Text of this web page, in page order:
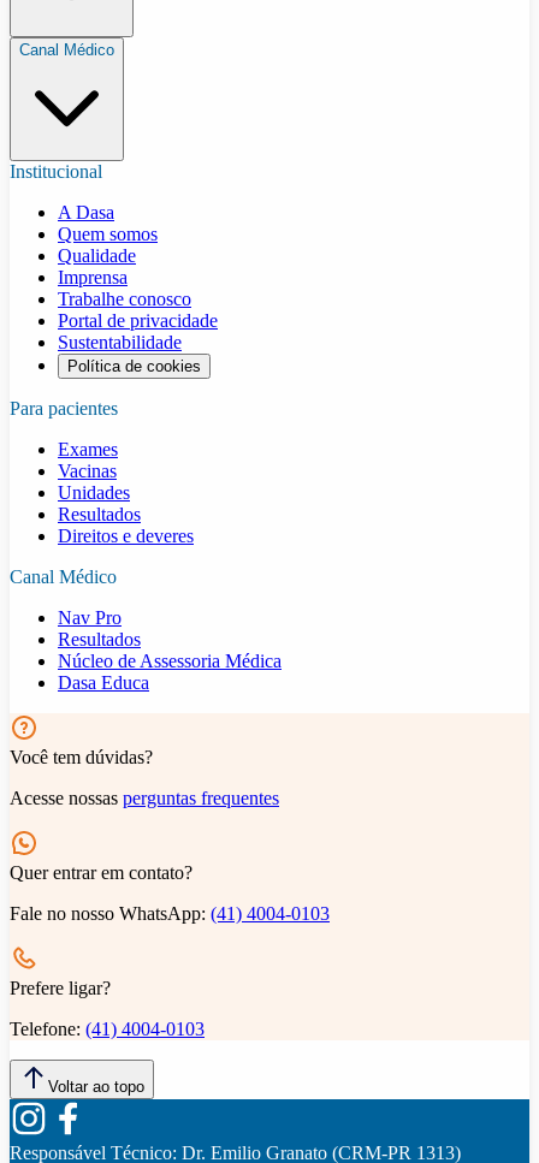
Canal Médico
Institucional
A Dasa
Quem somos
Qualidade
Imprensa
Trabalhe conosco
Portal de privacidade
Sustentabilidade
Política de cookies
Para pacientes
Exames
Vacinas
Unidades
Resultados
Direitos e deveres
Canal Médico
Nav Pro
Resultados
Núcleo de Assessoria Médica
Dasa Educa
Você tem dúvidas?
Acesse nossas perguntas frequentes
Quer entrar em contato?
Fale no nosso WhatsApp: (41) 4004-0103
Prefere ligar?
Telefone: (41) 4004-0103
Voltar ao topo
Responsável Técnico: Dr. Emilio Granato (CRM-PR 1313)